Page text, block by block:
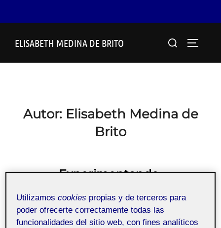
ELISABETH MEDINA DE BRITO Buscar:
Autor: Elisabeth Medina de
Brito
Experimentando.
porElisabeth Medina de Brito
Publicado
el
22 febrero, 2022
Sin comentarios
Utilizamoscookies propias y de terceros para
poder ofrecerte correctamente todas las
funcionalidades del sitio web, con fines analíticos